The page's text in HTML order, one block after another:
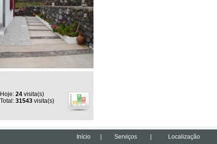
Hoje: 24 visita(s)
Total: 31543 visita(s)
Início Serviços Localização